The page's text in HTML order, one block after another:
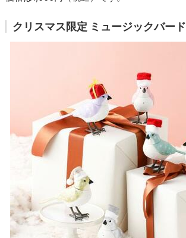
クリスマス限定 ミュージックバード